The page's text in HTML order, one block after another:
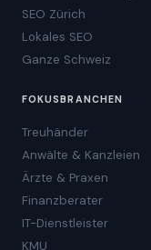
SEO Zürich
Lokales SEO
Ganze Schweiz
FOKUSBRANCHEN
Treuhänder
Anwälte & Kanzleien
Ärzte & Praxen
Finanzberater
IT-Dienstleister
KMU